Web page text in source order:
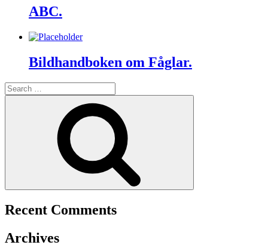
ABC.
Bildhandboken om Fåglar.
Search
for:
Recent Comments
Archives